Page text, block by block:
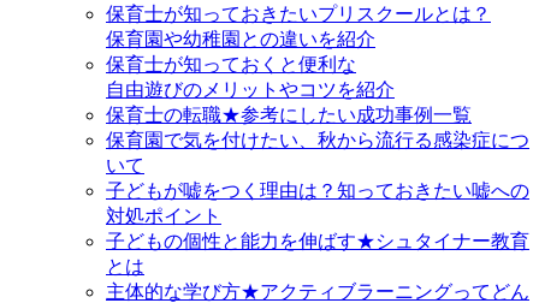
保育士が知っておきたいプリスクールとは？
保育園や幼稚園との違いを紹介
保育士が知っておくと便利な
自由遊びのメリットやコツを紹介
保育士の転職★参考にしたい成功事例一覧
保育園で気を付けたい、秋から流行る感染症につ
いて
子どもが嘘をつく理由は？知っておきたい嘘への
対処ポイント
子どもの個性と能力を伸ばす★シュタイナー教育
とは
主体的な学び方★アクティブラーニングってどん